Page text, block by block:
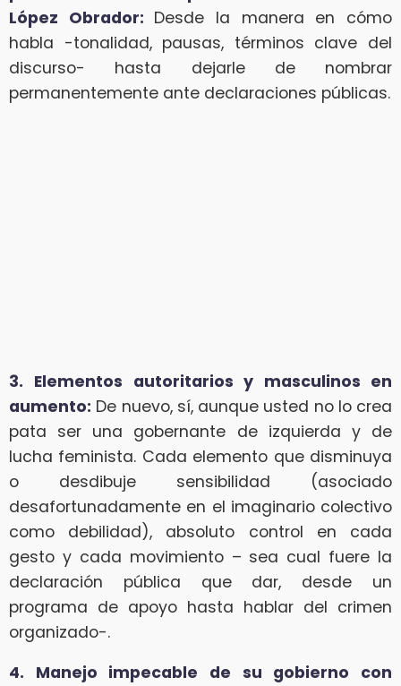
López Obrador: Desde la manera en cómo
habla -tonalidad, pausas, términos clave del
discurso- hasta dejarle de nombrar
permanentemente ante declaraciones públicas.
3. Elementos autoritarios y masculinos en
aumento: De nuevo, sí, aunque usted no lo crea
pata ser una gobernante de izquierda y de
lucha feminista. Cada elemento que disminuya
o desdibuje sensibilidad (asociado
desafortunadamente en el imaginario colectivo
como debilidad), absoluto control en cada
gesto y cada movimiento – sea cual fuere la
declaración pública que dar, desde un
programa de apoyo hasta hablar del crimen
organizado-.
4. Manejo impecable de su gobierno con